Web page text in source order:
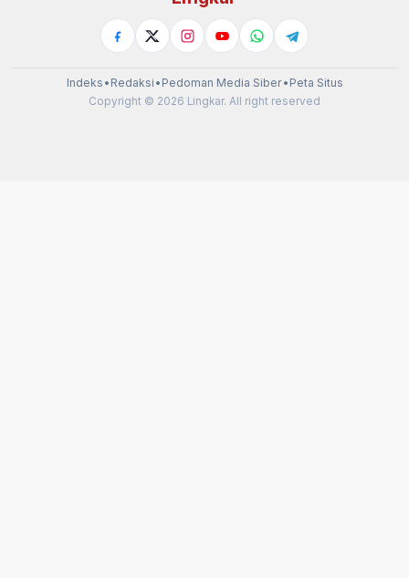
Indeks • Redaksi • Pedoman Media Siber• Peta Situs
Copyright © 2026 Lingkar. All right reserved